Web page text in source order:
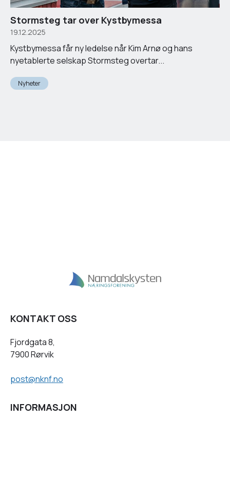
Stormsteg tar over Kystbymessa
19.12.2025
Kystbymessa får ny ledelse når Kim Arnø og hans
nyetablerte selskap Stormsteg overtar...
Nyheter
KONTAKT OSS
Fjordgata 8,
7900 Rørvik
post@nknf.no
INFORMASJON